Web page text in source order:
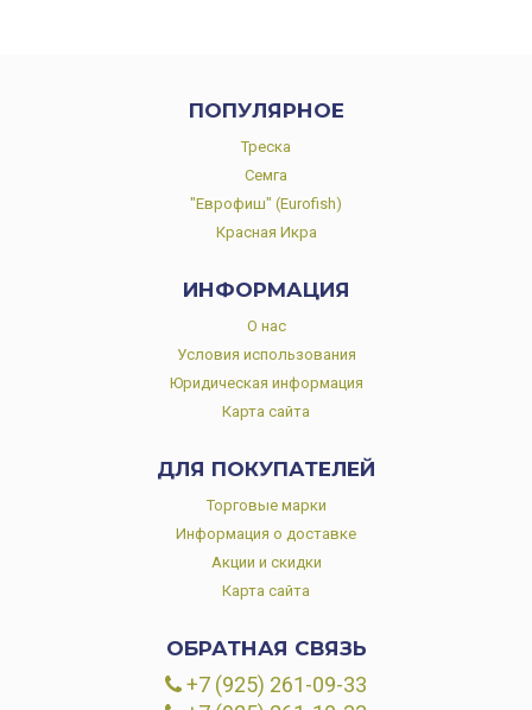
ПОПУЛЯРНОЕ
Треска
Семга
"Еврофиш" (Eurofish)
Красная Икра
ИНФОРМАЦИЯ
О нас
Условия использования
Юридическая информация
Карта сайта
ДЛЯ ПОКУПАТЕЛЕЙ
Торговые марки
Информация о доставке
Акции и скидки
Карта сайта
ОБРАТНАЯ СВЯЗЬ
+7 (925) 261-09-33